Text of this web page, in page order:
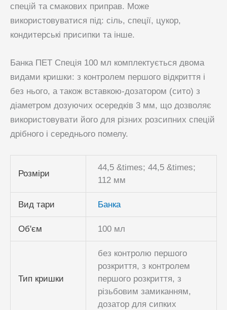
спецій та смакових приправ. Може
використовуватися під: сіль, спеції, цукор,
кондитерські присипки та інше.
Банка ПЕТ Спеція 100 мл комплектується двома
видами кришки: з контролем першого відкриття і
без нього, а також вставкою-дозатором (сито) з
діаметром дозуючих осередків 3 мм, що дозволяє
використовувати його для різних розсипних спецій
дрібного і середнього помелу.
Розміри
44,5 &times; 44,5 &times;
112 мм
Вид тари Банка
Об'єм 100 мл
Тип кришки
без контролю першого
розкриття, з контролем
першого розкриття, з
різьбовим замиканням,
дозатор для сипких